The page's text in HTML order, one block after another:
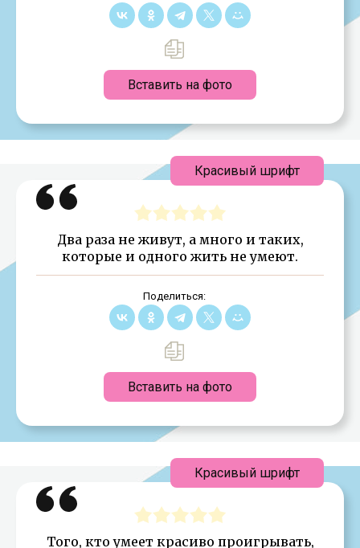
Вставить на фото
Два раза не живут, а много и таких,
которые и одного жить не умеют.
Поделиться:
Вставить на фото
Красивый шрифт
Того, кто умеет красиво проигрывать,
Красивый шрифт